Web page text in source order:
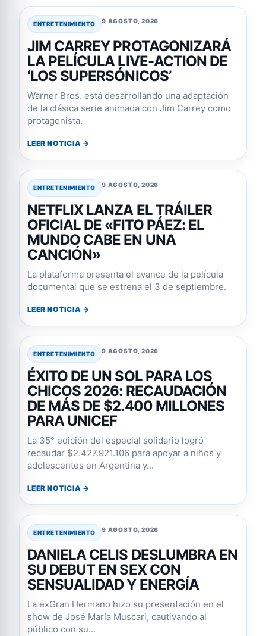
ENTRETENIMIENTO 9 AGOSTO, 2026
JIM CARREY PROTAGONIZARÁ
LA PELÍCULA LIVE-ACTION DE
‘LOS SUPERSÓNICOS’
Warner Bros. está desarrollando una adaptación
de la clásica serie animada con Jim Carrey como
protagonista.
LEER NOTICIA →
ENTRETENIMIENTO 9 AGOSTO, 2026
NETFLIX LANZA EL TRÁILER
OFICIAL DE «FITO PÁEZ: EL
MUNDO CABE EN UNA
CANCIÓN»
La plataforma presenta el avance de la película
documental que se estrena el 3 de septiembre.
LEER NOTICIA →
ENTRETENIMIENTO 9 AGOSTO, 2026
ÉXITO DE UN SOL PARA LOS
CHICOS 2026: RECAUDACIÓN
DE MÁS DE $2.400 MILLONES
PARA UNICEF
La 35° edición del especial solidario logró
recaudar $2.427.921.106 para apoyar a niños y
adolescentes en Argentina y...
LEER NOTICIA →
ENTRETENIMIENTO 9 AGOSTO, 2026
DANIELA CELIS DESLUMBRA EN
SU DEBUT EN SEX CON
SENSUALIDAD Y ENERGÍA
La exGran Hermano hizo su presentación en el
show de José María Muscari, cautivando al
público con su...